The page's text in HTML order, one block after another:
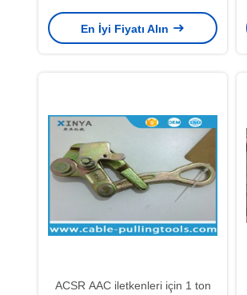
Manuel Kablo Çekme Vinci, Hat
İnşaatı İçin
En İyi Fiyatı Alın
ACSR AAC iletkenleri için 1 ton